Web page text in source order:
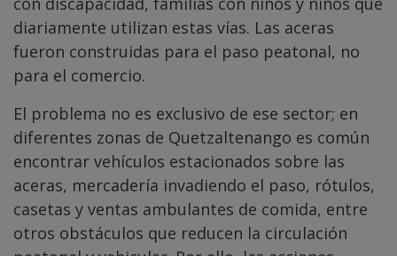
diariamente utilizan estas vías. Las aceras
fueron construidas para el paso peatonal, no
para el comercio.
El problema no es exclusivo de ese sector; en
diferentes zonas de Quetzaltenango es común
encontrar vehículos estacionados sobre las
aceras, mercadería invadiendo el paso, rótulos,
casetas y ventas ambulantes de comida, entre
otros obstáculos que reducen la circulación